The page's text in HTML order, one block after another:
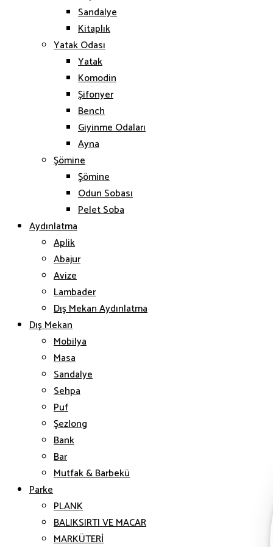
Sandalye
Kitaplık
Yatak Odası
Yatak
Komodin
Şifonyer
Bench
Giyinme Odaları
Ayna
Şömine
Şömine
Odun Sobası
Pelet Soba
Aydınlatma
Aplik
Abajur
Avize
Lambader
Dış Mekan Aydınlatma
Dış Mekan
Mobilya
Masa
Sandalye
Sehpa
Puf
Şezlong
Bank
Bar
Mutfak & Barbekü
Parke
PLANK
BALIKSIRTI VE MACAR
MARKÜTERİ